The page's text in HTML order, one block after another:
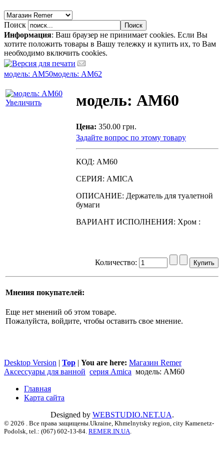
Поиск
Информация: Ваш браузер не принимает cookies. Если Вы
хотите положить товары в Вашу тележку и купить их, то Вам
необходимо включить cookies.
модель: AM50модель: AM62
Увеличить модель: AM60
Цена: 350.00 грн.
Задайте вопрос по этому товару
КОД: AM60
СЕРИЯ: AMICA
ОПИСАНИЕ: Держатель для туалетной
бумаги
ВАРИАНТ ИСПОЛНЕНИЯ: Xpoм :
Количество:
Мнения покупателей:
Еще нет мнений об этом товаре.
Пожалуйста, войдите, чтобы оставить свое мнение.
Desktop Version | Top | You are here: Магазин Remer
Аксессуары для ванной серия Amica модель: AM60
Главная
Карта сайта
Designed by WEBSTUDIO.NET.UA.
© 2026 . Все права защищены.Ukraine, Khmelnytsky region, city Kamenetz-
Podolsk, tel.: (067) 602-13-84. REMER.IN.UA.